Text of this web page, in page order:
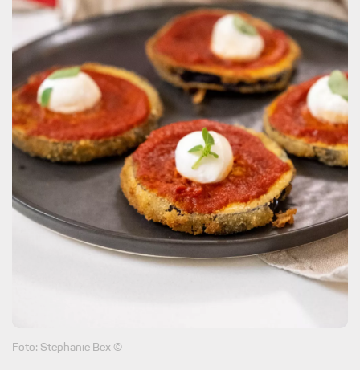
Foto: Stephanie Bex ©